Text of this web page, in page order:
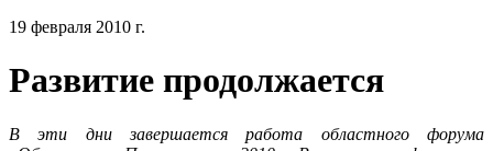
19 февраля 2010 г.
Развитие продолжается
В эти дни завершается работа областного форума